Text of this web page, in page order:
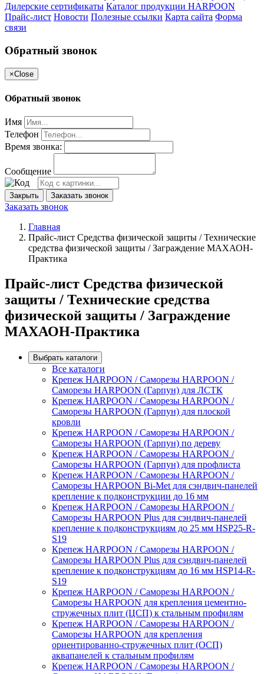
Дилерские сертификаты Каталог продукции HARPOON
Прайс-лист Новости Полезные ссылки Карта сайта Форма
связи
Обратный звонок
×Close
Обратный звонок
Имя
Телефон
Время звонка:
Сообщение
Закрыть Заказать звонок
Заказать звонок
Главная
Прайс-лист Средства физической защиты / Технические
средства физической защиты / Заграждение МАХАОН-
Практика
Прайс-лист Средства физической
защиты / Технические средства
физической защиты / Заграждение
МАХАОН-Практика
Выбрать каталоги
Все каталоги
Крепеж HARPOON / Саморезы HARPOON /
Саморезы HARPOON (Гарпун) для ЛСТК
Крепеж HARPOON / Саморезы HARPOON /
Саморезы HARPOON (Гарпун) для плоской
кровли
Крепеж HARPOON / Саморезы HARPOON /
Саморезы HARPOON (Гарпун) по дереву
Крепеж HARPOON / Саморезы HARPOON /
Саморезы HARPOON (Гарпун) для профлиста
Крепеж HARPOON / Саморезы HARPOON /
Саморезы HARPOON Bi-Met для сэндвич-панелей
крепление к подконструкции до 16 мм
Крепеж HARPOON / Саморезы HARPOON /
Саморезы HARPOON Plus для сэндвич-панелей
крепление к подконструкциям до 25 мм HSP25-R-
S19
Крепеж HARPOON / Саморезы HARPOON /
Саморезы HARPOON Plus для сэндвич-панелей
крепление к подконструкциям до 16 мм HSP14-R-
S19
Крепеж HARPOON / Саморезы HARPOON /
Саморезы HARPOON для крепления цементно-
стружечных плит (ЦСП) к стальным профилям
Крепеж HARPOON / Саморезы HARPOON /
Саморезы HARPOON для крепления
ориентированно-стружечных плит (ОСП)
аквапанелей к стальным профилям
Крепеж HARPOON / Саморезы HARPOON /